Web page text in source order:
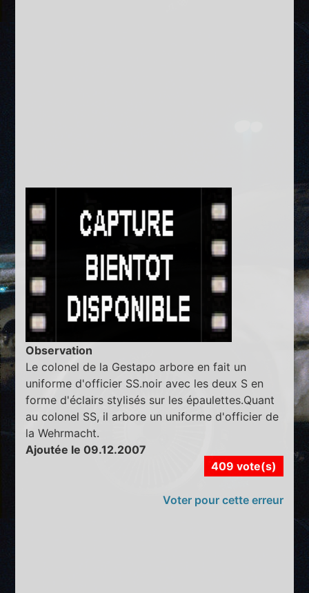
Observation
Le colonel de la Gestapo arbore en fait un
uniforme d'officier SS.noir avec les deux S en
forme d'éclairs stylisés sur les épaulettes.Quant
au colonel SS, il arbore un uniforme d'officier de
la Wehrmacht.
Ajoutée le 09.12.2007
409 vote(s)
Voter pour cette erreur